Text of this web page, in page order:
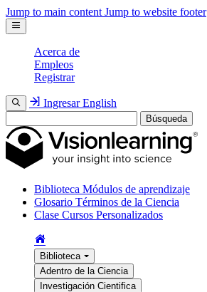
Jump to main content Jump to website footer
Acerca de
Empleos
Registrar
Ingresar English
Búsqueda
Biblioteca Módulos de aprendizaje
Glosario Términos de la Ciencia
Clase Cursos Personalizados
Biblioteca
Adentro de la Ciencia
Investigación Cientifica